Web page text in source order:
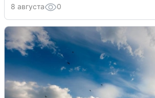
8 августа 0